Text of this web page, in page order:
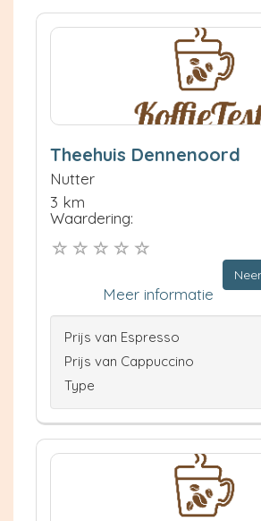
Theehuis Dennenoord
Nutter
3 km
Waardering:
Meer informatie
Prijs van Espresso
Prijs van Cappuccino
Type